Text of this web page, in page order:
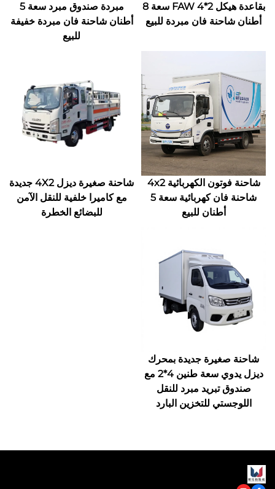
بقاعدة هيكل FAW 4*2 سعة 8
أطنان شاحنة فان مبردة للبيع
مبردة صندوق مبرد سعة 5
أطنان شاحنة فان مبردة خفيفة
للبيع
شاحنة فوتون الكهربائية 4x2
شاحنة فان كهربائية سعة 5
أطنان للبيع
شاحنة صغيرة ديزل 4X2 جديدة
مع كاميرا خلفية للنقل الآمن
للبضائع الخطرة
شاحنة صغيرة جديدة بمحرك
ديزل يدوي سعة طنين 4*2 مع
صندوق تبريد مبرد للنقل
اللوجستي للتخزين البارد